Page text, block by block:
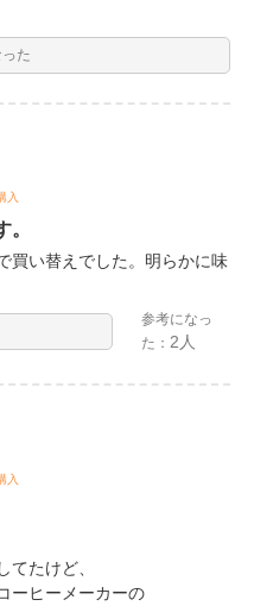
た
入
買い替えでした。明らかに味
参考になっ
た：2人
入
てたけど、
ーヒーメーカーの